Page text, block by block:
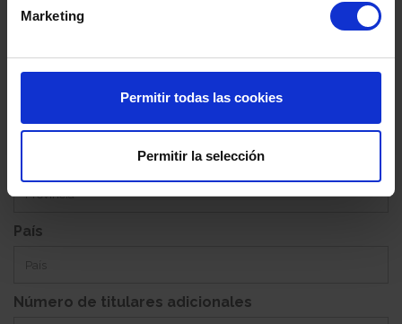
Marketing
Permitir todas las cookies
Permitir la selección
Código postal
País
Número de titulares adicionales